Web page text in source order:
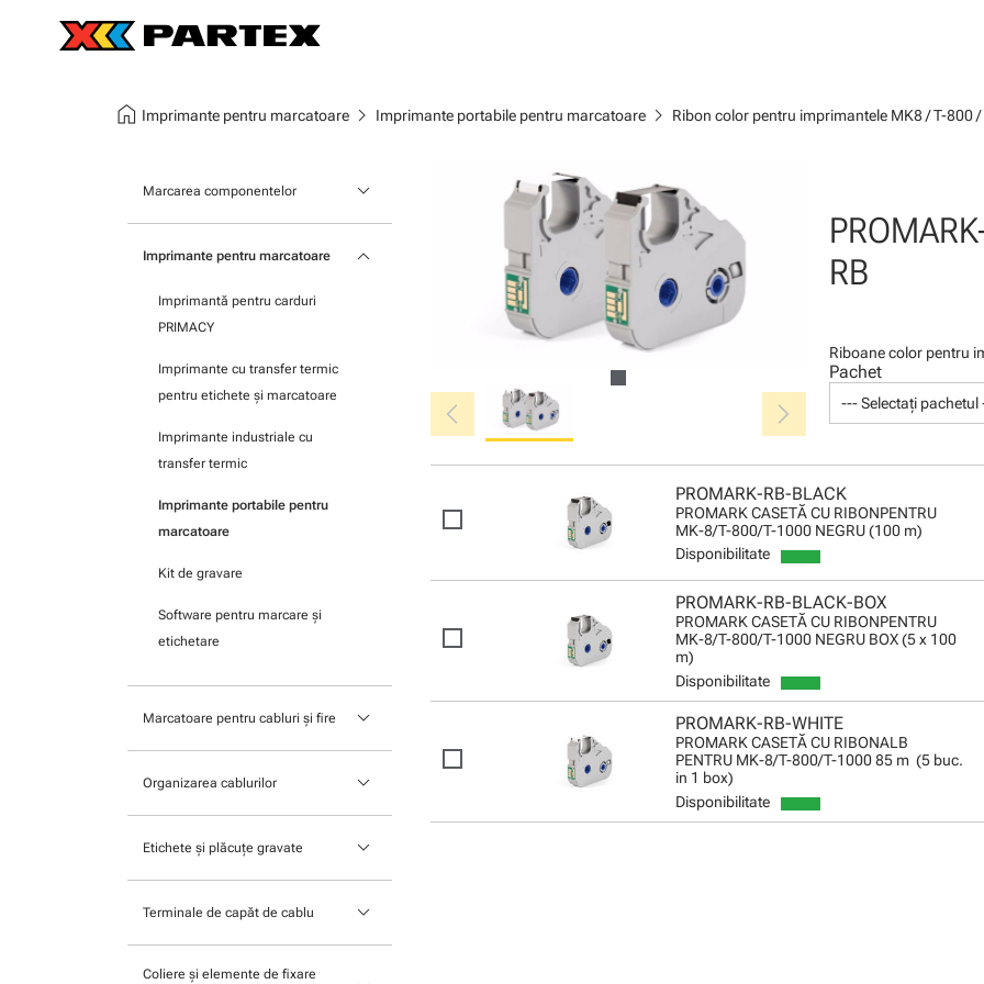
home Imprimante pentru marcatoare chevron_right Imprimante portabile pentru marcatoare chevron_right Ribon color pentru imprimantele MK8 / T-800
Marcarea componentelor keyboard_arrow_down
modulare
Marcatoare pentru blocuri de
terminale
Marcatoare autoadezive
Imprimante pentru marcatoare keyboard_arrow_down
Imprimantă pentru carduri
PRIMACY
Imprimante cu transfer termic
pentru etichete şi marcatoare
Imprimante industriale cu
transfer termic
Imprimante portabile pentru
marcatoare
Kit de gravare
Software pentru marcare şi
etichetare
Marcatoare pentru cabluri și fire keyboard_arrow_down
culisante
montate cu colier
Tuburi termocontractile
Organizarea cablurilor keyboard_arrow_down
Tuburi termocontractile
Etichete și plăcuțe gravate keyboard_arrow_down
Suporturi de montaj pentru
Terminale de capăt de cablu keyboard_arrow_down
Coliere și elemente de fixare
chevron_left chevron_right
RB
Riboane color pentru
Pachet
--- Selectați pachetul
PROMARK-RB-BLACK
PROMARK CASETĂ CU RIBONPENTRU
MK-8/T-800/T-1000 NEGRU (100 m)
Disponibilitate
PROMARK-RB-BLACK-BOX
PROMARK CASETĂ CU RIBONPENTRU
MK-8/T-800/T-1000 NEGRU BOX (5 x 100
m)
Disponibilitate
PROMARK-RB-WHITE
PROMARK CASETĂ CU RIBONALB
PENTRU MK-8/T-800/T-1000 85 m (5 buc.
in 1 box)
Disponibilitate